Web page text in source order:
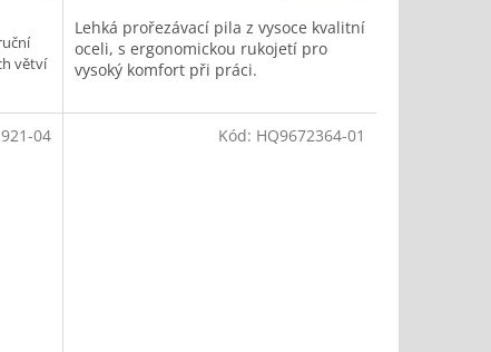
větví
Lehká prořezávací pila z vysoce kvalitní
oceli, s ergonomickou rukojetí pro
vysoký komfort při práci.
04 Kód: HQ9672364-01